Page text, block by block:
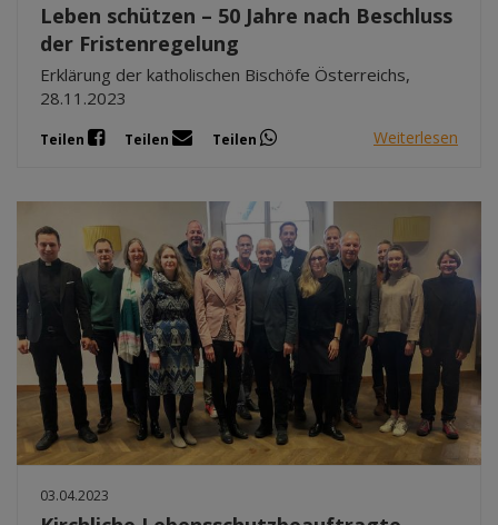
Leben schützen – 50 Jahre nach Beschluss
der Fristenregelung
Erklärung der katholischen Bischöfe Österreichs,
28.11.2023
Teilen Teilen Teilen Weiterlesen
03.04.2023